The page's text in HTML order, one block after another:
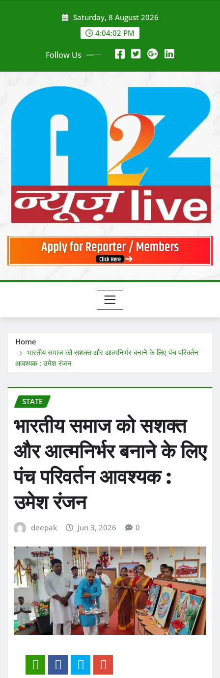
Saturday, 8 August 2026
4:04:04 PM
Follow Us
Home
भारतीय समाज को सशक्त और आत्मनिर्भर बनाने के लिए पंच परिवर्तन
आवश्यक : उमेश रंजन
STATE
भारतीय समाज को सशक्त
और आत्मनिर्भर बनाने के लिए
पंच परिवर्तन आवश्यक :
उमेश रंजन
deepak Jun 3, 2026 0